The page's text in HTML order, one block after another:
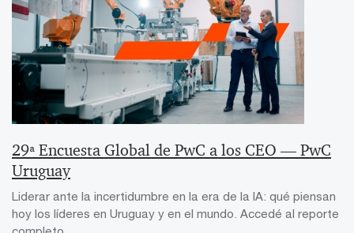
29ª Encuesta Global de PwC a los CEO — PwC
Uruguay
Liderar ante la incertidumbre en la era de la IA: qué piensan
hoy los líderes en Uruguay y en el mundo. Accedé al reporte